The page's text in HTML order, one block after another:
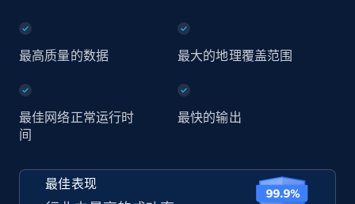
最高质量的数据 最大的地理覆盖范围
最佳网络正常运行时
间
最快的输出
最佳表现